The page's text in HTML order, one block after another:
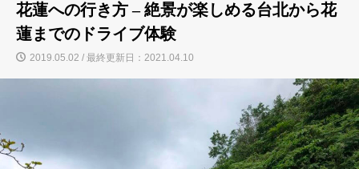
花蓮への行き方 – 絶景が楽しめる台北から花
蓮までのドライブ体験
2019.05.02 / 最終更新日：2021.04.10